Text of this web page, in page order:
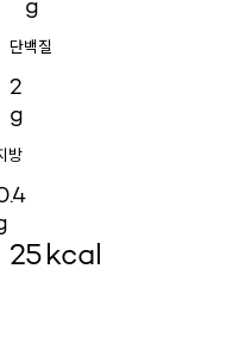
단백질
2
g
방
25kcal